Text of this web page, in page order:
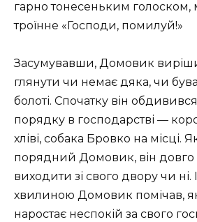
гарно тонесеньким голоском,
троїнне «Господи, помилуй!»
Засумувавши, Домовик
глянути чи немає дяка, чи
болоті. Спочатку він
порядку в господарстві —
хліві, собака Бровко на місці.
порядний Домовик, він довго
виходити зі свого двору чи ні.
хвилиною Домовик помічав,
наростає неспокій за свого